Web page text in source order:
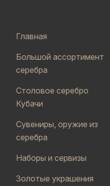
Главная
Большой ассортимент
серебра
Столовое серебро
Кубачи
Сувениры, оружие из
серебра
Наборы и сервизы
Золотые украшения